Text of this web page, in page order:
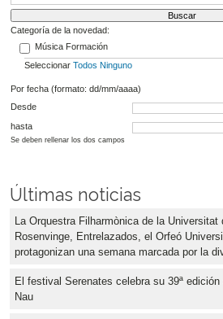
Categoría de la novedad:
Música Formación
Seleccionar Todos Ninguno
Por fecha (formato: dd/mm/aaaa)
Desde
hasta
Se deben rellenar los dos campos
Últimas noticias
La Orquestra Filharmònica de la Universitat
Rosenvinge, Entrelazados, el Orfeó
protagonizan una semana marcada por la
El festival Serenates celebra su 39ª
Nau